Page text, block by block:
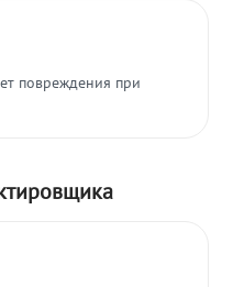
повреждения при